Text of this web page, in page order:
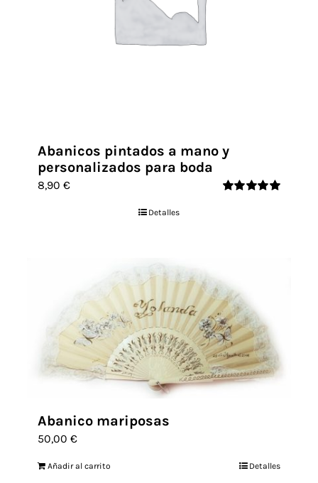
Abanicos pintados a mano y
personalizados para boda
8,90 €
Detalles
Abanico mariposas
50,00 €
Añadir al carrito Detalles